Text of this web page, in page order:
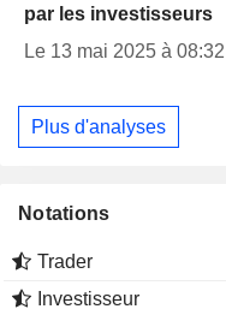
par les investisseurs
Le 13 mai 2025 à 08:32
Plus d'analyses
Notations
Trader
Investisseur